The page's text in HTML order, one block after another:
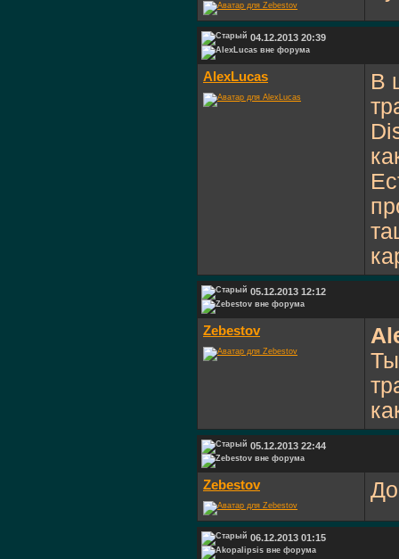
04.12.2013 20:39
AlexLucas
В
05.12.2013 12:12
Zebestov
05.12.2013 22:44
Zebestov
06.12.2013 01:15